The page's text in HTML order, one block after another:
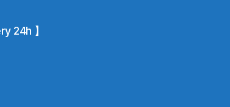
24h 】